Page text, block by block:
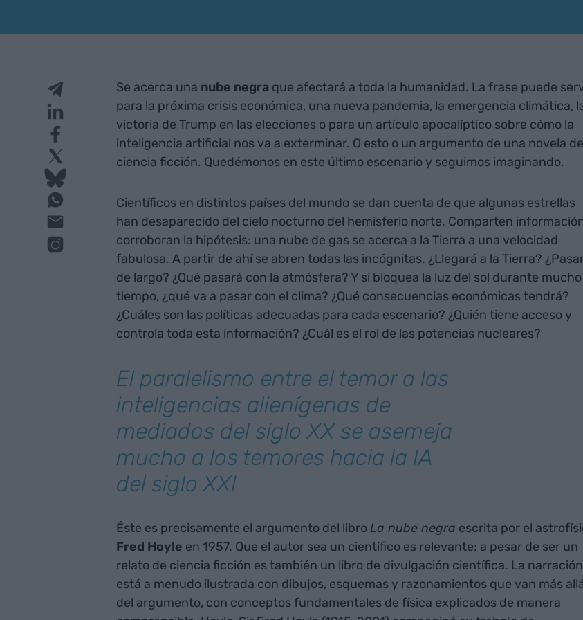
Se acerca una nube negraque afectará a toda la humanidad. La frase puede
para la próxima crisis económica, una nueva pandemia, la emergencia climática,
victoria de Trump en las elecciones o para un artículo apocalíptico sobre cómo la
inteligencia artificial nos va a exterminar. O esto o un argumento de una novela de
ciencia ficción. Quedémonos en este último escenario y seguimos imaginando.
Científicos en distintos países del mundo se dan cuenta de que algunas estrellas
han desaparecido del cielo nocturno del hemisferio norte. Comparten
corroboran la hipótesis: una nube de gas se acerca a la Tierra a una velocidad
fabulosa. A partir de ahí se abren todas las incógnitas. ¿Llegará a la Tierra?
de largo? ¿Qué pasará con la atmósfera? Y si bloquea la luz del sol durante mucho
tiempo, ¿qué va a pasar con el clima? ¿Qué consecuencias económicas tendrá?
¿Cuáles son las políticas adecuadas para cada escenario? ¿Quién tiene acceso y
controla toda esta información? ¿Cuál es el rol de las potencias nucleares?
El paralelismo entre el temor a las
inteligencias alienígenas de
mediados del siglo XX se asemeja
mucho a los temores hacia la IA
del siglo XXI
Éste es precisamente el argumento del libroLa nube negra escrita por el
Fred Hoyle en 1957. Que el autor sea un científico es relevante; a pesar de ser un
relato de ciencia ficción es también un libro de divulgación científica. La narración
está a menudo ilustrada con dibujos, esquemas y razonamientos que van más
del argumento, con conceptos fundamentales de física explicados de manera